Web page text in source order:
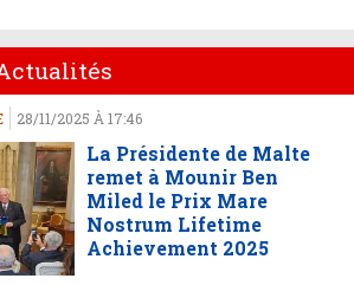
28/11/2025 À 17:46
La Présidente de Malte
remet à Mounir Ben
Miled le Prix Mare
Nostrum Lifetime
Achievement 2025